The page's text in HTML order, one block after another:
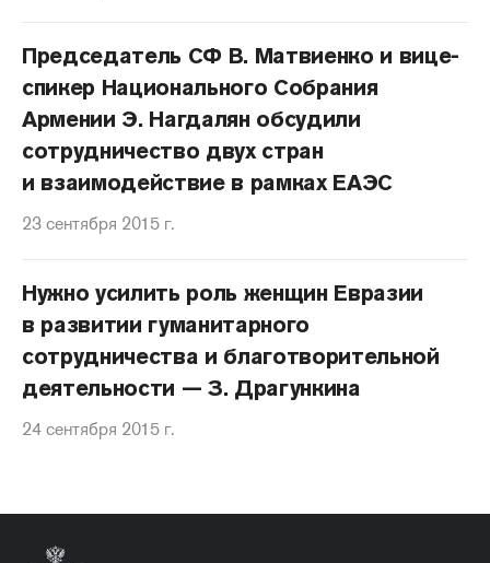
Председатель СФ В. Матвиенко и вице-
спикер Национального Собрания
Армении Э. Нагдалян обсудили
сотрудничество двух стран
и взаимодействие в рамках ЕАЭС
23 сентября 2015 г.
Нужно усилить роль женщин Евразии
в развитии гуманитарного
сотрудничества и благотворительной
деятельности — З. Драгункина
24 сентября 2015 г.